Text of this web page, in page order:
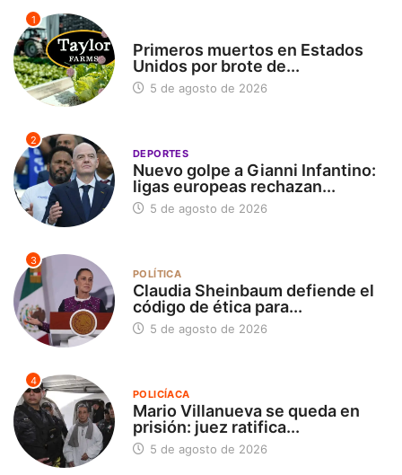
1
Primeros muertos en Estados
Unidos por brote de...
5 de agosto de 2026
2
DEPORTES
Nuevo golpe a Gianni Infantino:
ligas europeas rechazan...
5 de agosto de 2026
3
POLÍTICA
Claudia Sheinbaum defiende el
código de ética para...
5 de agosto de 2026
4
POLICÍACA
Mario Villanueva se queda en
prisión: juez ratifica...
5 de agosto de 2026